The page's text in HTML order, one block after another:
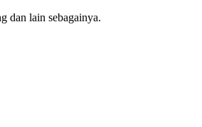
dan lain sebagainya.